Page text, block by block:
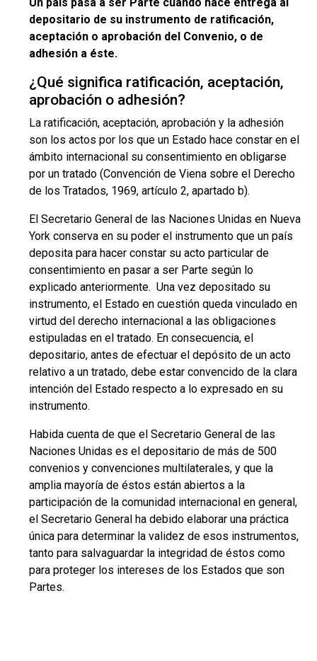
depositario de su instrumento de ratificación,
aceptación o aprobación del Convenio, o de
adhesión a éste.
¿Qué significa ratificación, aceptación,
aprobación o adhesión?
La ratificación, aceptación, aprobación y la adhesión
son los actos por los que un Estado hace constar en el
ámbito internacional su consentimiento en obligarse
por un tratado (Convención de Viena sobre el Derecho
de los Tratados, 1969, artículo 2, apartado b).
El Secretario General de las Naciones Unidas en Nueva
York conserva en su poder el instrumento que un país
deposita para hacer constar su acto particular de
consentimiento en pasar a ser Parte según lo
explicado anteriormente. Una vez depositado su
instrumento, el Estado en cuestión queda vinculado en
virtud del derecho internacional a las obligaciones
estipuladas en el tratado. En consecuencia, el
depositario, antes de efectuar el depósito de un acto
relativo a un tratado, debe estar convencido de la clara
intención del Estado respecto a lo expresado en su
instrumento.
Habida cuenta de que el Secretario General de las
Naciones Unidas es el depositario de más de 500
convenios y convenciones multilaterales, y que la
amplia mayoría de éstos están abiertos a la
participación de la comunidad internacional en general,
el Secretario General ha debido elaborar una práctica
única para determinar la validez de esos instrumentos,
tanto para salvaguardar la integridad de éstos como
para proteger los intereses de los Estados que son
Partes.